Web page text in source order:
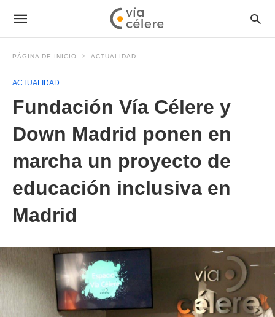
PÁGINA DE INICIO ACTUALIDAD
ACTUALIDAD
Fundación Vía Célere y
Down Madrid ponen en
marcha un proyecto de
educación inclusiva en
Madrid